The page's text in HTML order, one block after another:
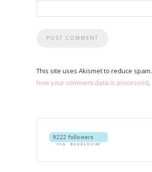
This site uses Akismet to reduce spam.
how your comment data is processed.